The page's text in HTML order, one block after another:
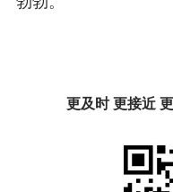
更及时 更接近